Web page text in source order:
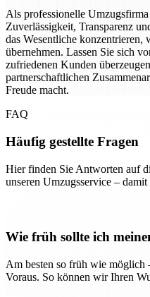
Als professionelle
Zuverlässigkeit, Transparenz
das Wesentliche
übernehmen. Lassen Sie sich
zufriedenen Kunden
partnerschaftlichen
Freude macht.
FAQ
Häufig gestellte Fragen
Hier finden Sie Antworten auf
unseren Umzugsservice –
Wie früh sollte ich
Am besten so früh wie möglich
Voraus. So können wir Ihren